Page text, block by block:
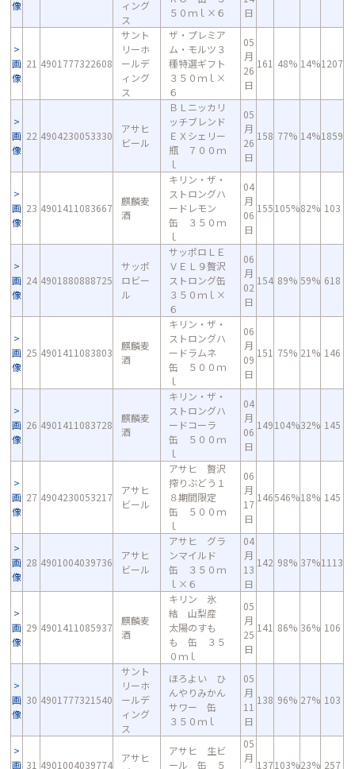
像
ィング
ス
５０ｍｌ×６
日
画
像
21 4901777322608
サント
リーホ
ールデ
ィング
ス
ザ・プレミア
ム・モルツ３
種特選ギフト
３５０ｍｌ×
６
05
月
26
日
161 48% 14%1207
画
像
22 4904230053330
アサヒ
ビール
ＢＬニッカリ
ッチブレンド
ＥＸシェリー
瓶 ７００ｍ
ｌ
05
月
26
日
158 77% 14%1859
画
像
23 4901411083667
麒麟麦
酒
キリン・ザ・
ストロングハ
ードレモン
缶 ３５０ｍ
ｌ
04
月
06
日
155105%82% 103
画
像
24 4901880888725
サッポ
ロビー
ル
サッポロＬＥ
ＶＥＬ９贅沢
ストロング缶
３５０ｍｌ×
６
06
月
02
日
154 89% 59% 618
画
像
25 4901411083803
麒麟麦
酒
キリン・ザ・
ストロングハ
ードラムネ
缶 ５００ｍ
ｌ
06
月
09
日
151 75% 21% 146
画
像
26 4901411083728
麒麟麦
酒
キリン・ザ・
ストロングハ
ードコーラ
缶 ５００ｍ
ｌ
04
月
06
日
149104%32% 145
画
像
27 4904230053217
アサヒ
ビール
アサヒ 贅沢
搾りぶどう１
８期間限定
缶 ５００ｍ
ｌ
06
月
17
日
146546%18% 145
画
像
28 4901004039736
アサヒ
ビール
アサヒ グラ
ンマイルド
缶 ３５０ｍ
ｌ×６
04
月
13
日
142 98% 37%1113
画
像
29 4901411085937
麒麟麦
酒
キリン 氷
結 山梨産
太陽のすも
も 缶 ３５
０ｍｌ
05
月
25
日
141 86% 36% 106
画
像
30 4901777321540
サント
リーホ
ールデ
ィング
ス
ほろよい ひ
んやりみかん
サワー 缶
３５０ｍｌ
05
月
11
日
138 96% 27% 103
画 31 4901004039774
アサヒ
アサヒ 生ビ
ール 缶 ５
05
月
137103%23% 257